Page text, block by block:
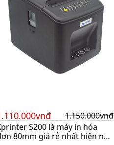
1.150.000vnđ
S200 là máy in hóa
80mm giá rẻ nhất hiện nay